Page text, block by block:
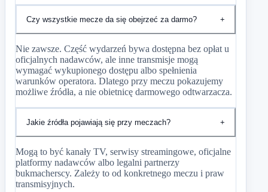
Czy wszystkie mecze da się obejrzeć za darmo? +
Nie zawsze. Część wydarzeń bywa dostępna bez opłat u
oficjalnych nadawców, ale inne transmisje mogą
wymagać wykupionego dostępu albo spełnienia
warunków operatora. Dlatego przy meczu pokazujemy
możliwe źródła, a nie obietnicę darmowego odtwarzacza.
Jakie źródła pojawiają się przy meczach? +
Mogą to być kanały TV, serwisy streamingowe, oficjalne
platformy nadawców albo legalni partnerzy
bukmacherscy. Zależy to od konkretnego meczu i praw
transmisyjnych.